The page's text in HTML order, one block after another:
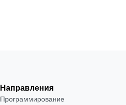
Направления
Программирование